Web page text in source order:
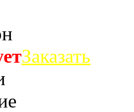
Заказать